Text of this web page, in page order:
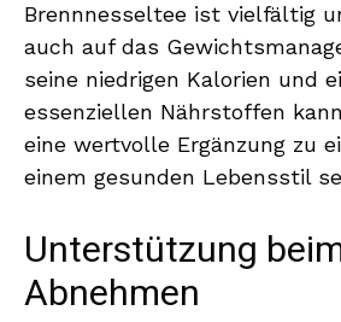
Brennnesseltee ist vielfältig
auch auf das
seine niedrigen Kalorien und
essenziellen Nährstoffen
eine wertvolle Ergänzung zu
einem gesunden Lebensstil
Unterstützung
Abnehmen